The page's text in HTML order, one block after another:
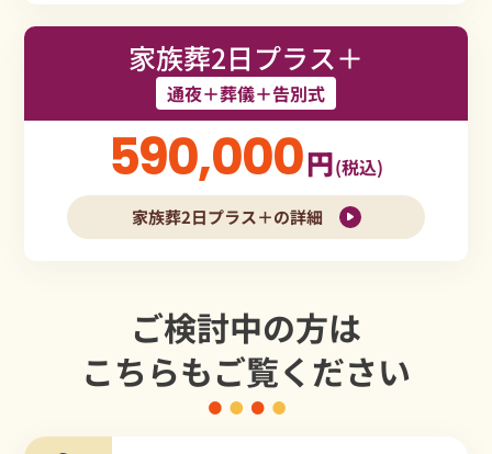
家族葬2日プラス＋
通夜＋葬儀＋告別式
590,000円(税込)
家族葬2日プラス＋の詳細
ご検討中の方は
こちらもご覧ください